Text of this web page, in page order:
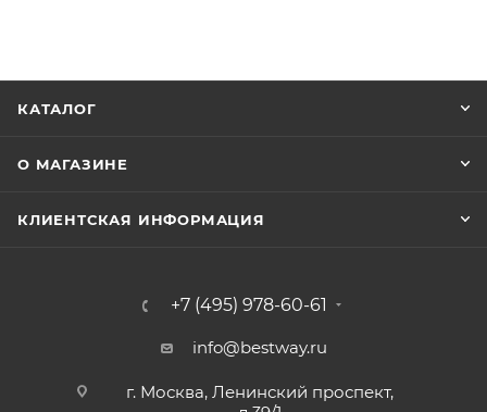
КАТАЛОГ
О МАГАЗИНЕ
КЛИЕНТСКАЯ ИНФОРМАЦИЯ
+7 (495) 978-60-61
info@bestway.ru
г. Москва, Ленинский проспект,